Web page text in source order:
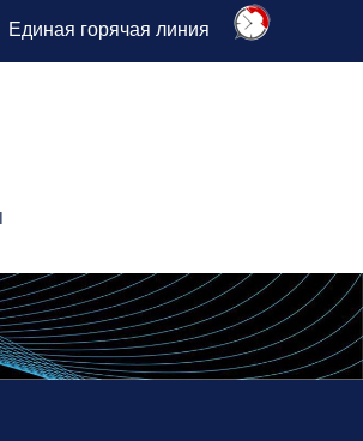
Единая горячая линия